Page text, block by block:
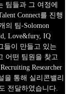
팀들과 그 여정에
Connect를 진행
의 팀-Solomon
Love&fury, IQ
들이 만들고 있는
어떤 팀원을 찾고
Researcher
을 통해 실리콘밸리
전달하였습니다.